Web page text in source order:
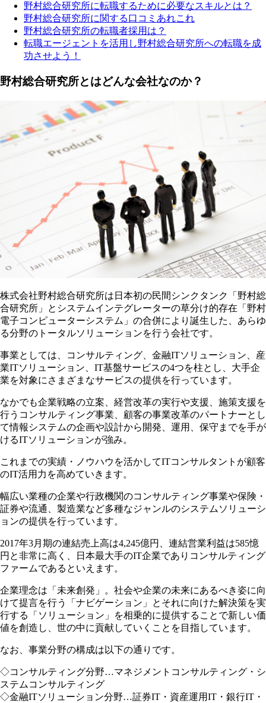
野村総合研究所に転職するために必要なスキルとは？
野村総合研究所に関する口コミあれこれ
野村総合研究所の転職者採用は？
転職エージェントを活用し野村総合研究所への転職を成
功させよう！
野村総合研究所とはどんな会社なのか？
株式会社野村総合研究所は日本初の民間シンクタンク「野村総
合研究所」とシステムインテグレーターの草分け的存在「野村
電子コンピューターシステム」の合併により誕生した、あらゆ
る分野のトータルソリューションを行う会社です。
事業としては、コンサルティング、金融ITソリューション、産
業ITソリューション、IT基盤サービスの4つを柱とし、大手企
業を対象にさまざまなサービスの提供を行っています。
なかでも企業戦略の立案、経営改革の実行や支援、施策支援を
行うコンサルティング事業、顧客の事業改革のパートナーとし
て情報システムの企画や設計から開発、運用、保守までを手が
けるITソリューションが強み。
これまでの実績・ノウハウを活かしてITコンサルタントが顧客
のIT活用力を高めていきます。
幅広い業種の企業や行政機関のコンサルティング事業や保険・
証券や流通、製造業など多種なジャンルのシステムソリューシ
ョンの提供を行っています。
2017年3月期の連結売上高は4,245億円、連結営業利益は585憶
円と非常に高く、日本最大手のIT企業でありコンサルティング
ファームであるといえます。
企業理念は「未来創発」。社会や企業の未来にあるべき姿に向
けて提言を行う「ナビゲーション」とそれに向けた解決策を実
行する「ソリューション」を相乗的に提供することで新しい価
値を創造し、世の中に貢献していくことを目指しています。
なお、事業分野の構成は以下の通りです。
◇コンサルティング分野…マネジメントコンサルティング・シ
ステムコンサルティング
◇金融ITソリューション分野…証券IT・資産運用IT・銀行IT・